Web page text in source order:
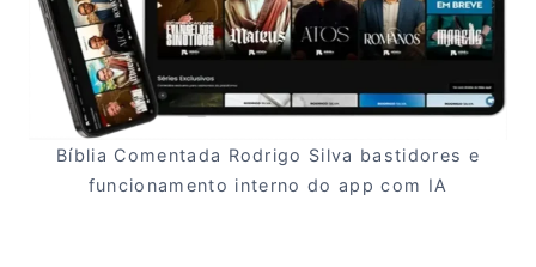
Bíblia Comentada Rodrigo Silva bastidores e
funcionamento interno do app com IA